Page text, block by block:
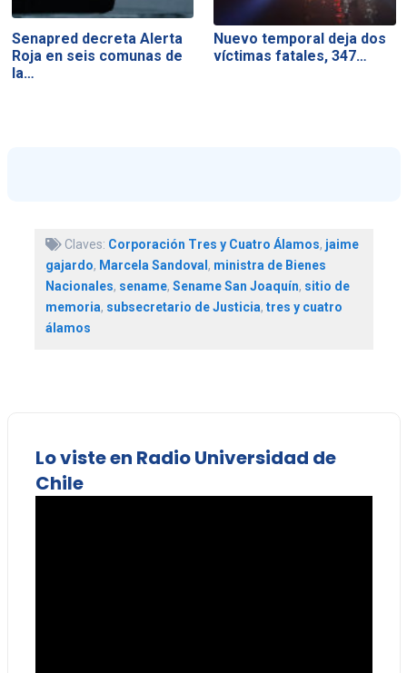
Senapred decreta Alerta
Roja en seis comunas de
la…
Nuevo temporal deja dos
víctimas fatales, 347…
Claves: Corporación Tres y Cuatro Álamos, jaime
gajardo, Marcela Sandoval , ministra de Bienes
Nacionales, sename, Sename San Joaquín, sitio de
memoria, subsecretario de Justicia, tres y cuatro
álamos
Lo viste en Radio Universidad de
Chile